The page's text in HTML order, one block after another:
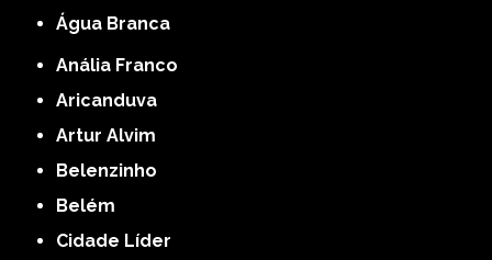
Água Branca
Anália Franco
Aricanduva
Artur Alvim
Belenzinho
Belém
Cidade Líder